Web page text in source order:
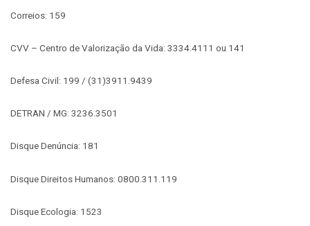
Correios: 159
CVV – Centro de Valorização da Vida: 3334.4111 ou 141
Defesa Civil: 199 / (31)3911.9439
DETRAN / MG: 3236.3501
Disque Denúncia: 181
Disque Direitos Humanos: 0800.311.119
Disque Ecologia: 1523